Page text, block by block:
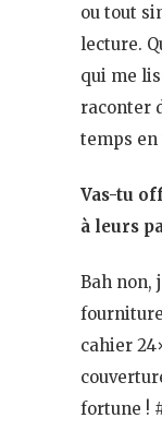
ou tout
lecture.
qui me
raconter
temps en
Vas-tu
à leurs
Bah non,
cahier
fortune !